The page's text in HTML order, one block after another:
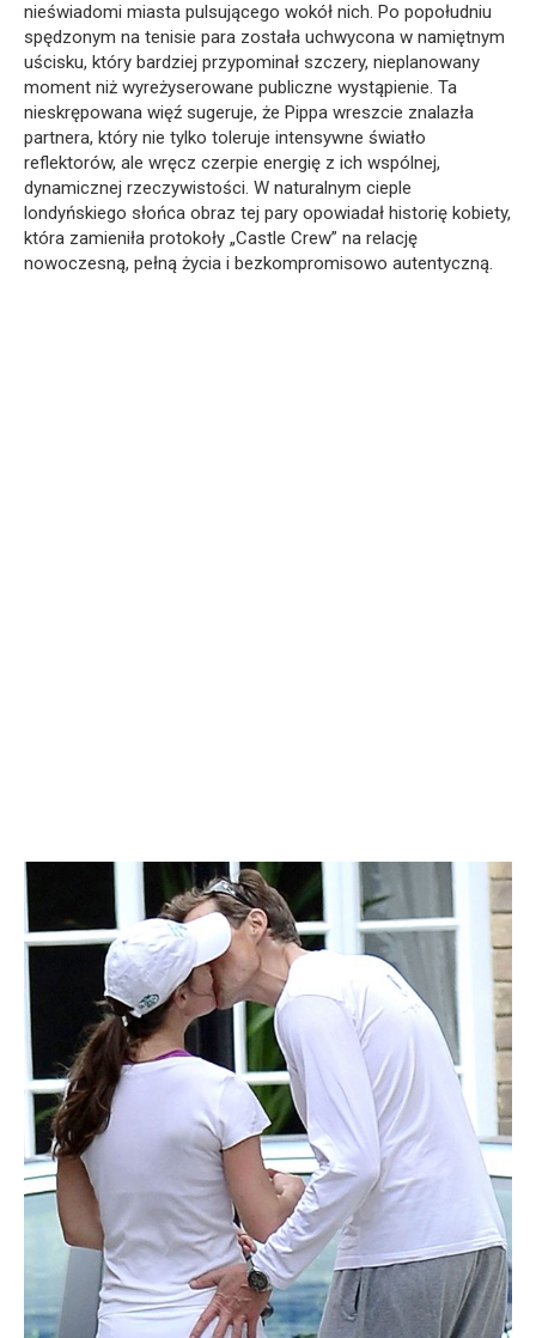
nieświadomi miasta pulsującego wokół nich. Po popołudniu
spędzonym na tenisie para została uchwycona w namiętnym
uścisku, który bardziej przypominał szczery, nieplanowany
moment niż wyreżyserowane publiczne wystąpienie. Ta
nieskrępowana więź sugeruje, że Pippa wreszcie znalazła
partnera, który nie tylko toleruje intensywne światło
reflektorów, ale wręcz czerpie energię z ich wspólnej,
dynamicznej rzeczywistości. W naturalnym cieple
londyńskiego słońca obraz tej pary opowiadał historię kobiety,
która zamieniła protokoły „Castle Crew” na relację
nowoczesną, pełną życia i bezkompromisowo autentyczną.